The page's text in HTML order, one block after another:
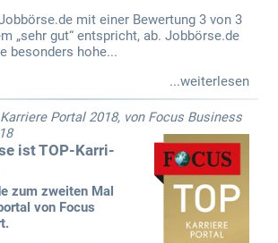
mit einer Bewertung 3 von 3
„sehr gut“ entspricht, ab. Jobbörse.de
besonders hohe...
...weiterlesen
Portal 2018, von Focus Business
ist TOP-Karri­
zum zweiten Mal
von Focus